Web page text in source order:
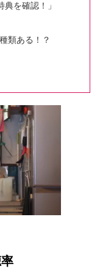
を確認！」
類ある！？